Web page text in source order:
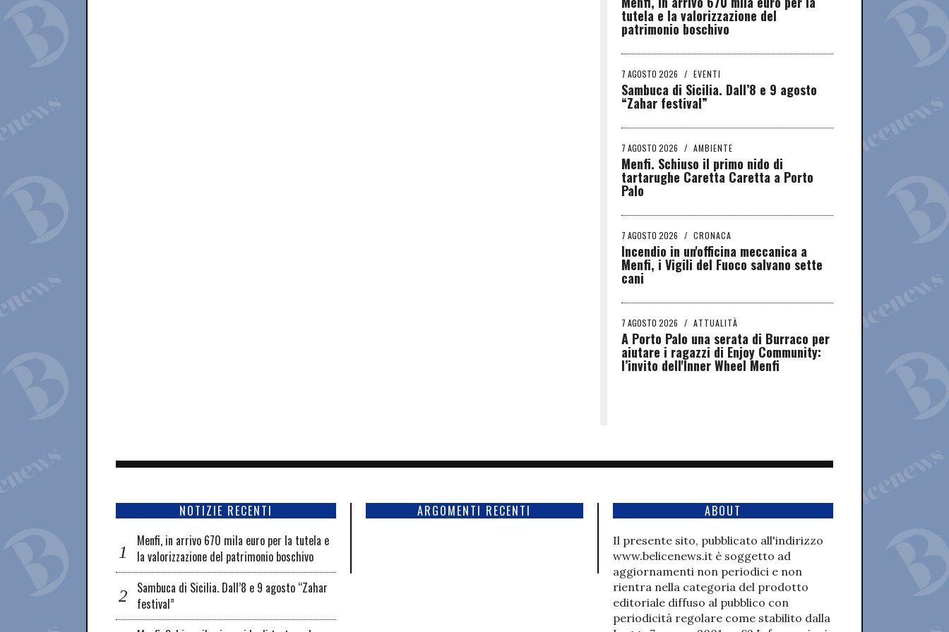
tutela e la valorizzazione del
patrimonio boschivo
7 AGOSTO 2026 / EVENTI
Sambuca di Sicilia. Dall’8 e 9 agosto
“Zahar festival”
7 AGOSTO 2026 / AMBIENTE
Menfi. Schiuso il primo nido di
tartarughe Caretta Caretta a Porto
Palo
7 AGOSTO 2026 / CRONACA
Incendio in un'officina meccanica a
Menfi, i Vigili del Fuoco salvano sette
cani
7 AGOSTO 2026 / ATTUALITÀ
A Porto Palo una serata di Burraco per
aiutare i ragazzi di Enjoy Community:
l’invito dell'Inner Wheel Menfi
NOTIZIE RECENTI
Menfi, in arrivo 670 mila euro per la tutela e
la valorizzazione del patrimonio boschivo
Sambuca di Sicilia. Dall’8 e 9 agosto “Zahar
festival”
ARGOMENTI RECENTI ABOUT
Il presente sito, pubblicato all'indirizzo
www.belicenews.it è soggetto ad
aggiornamenti non periodici e non
rientra nella categoria del prodotto
editoriale diffuso al pubblico con
periodicità regolare come stabilito dalla